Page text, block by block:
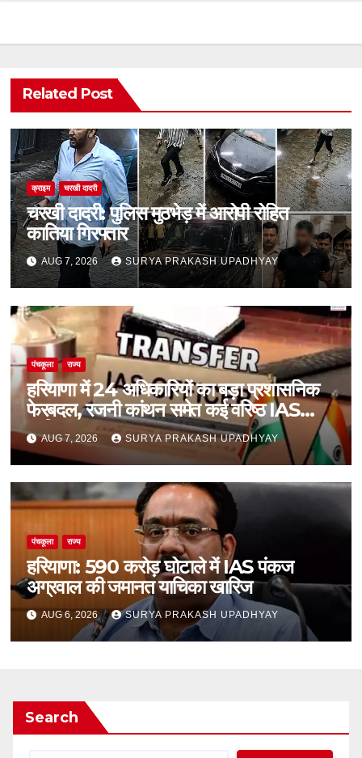
Related Post
क्राइम चरखी दादरी
चरखी दादरी: पुलिस मुठभेड़ में आरोपी रोहित
कातिया गिरफ्तार
AUG 7, 2026 SURYA PRAKASH UPADHYAY
पंचकूला राज्य
हरियाणा में 24 अधिकारियों का बड़ा प्रशासनिक
फेरबदल, रजनी कांथन समेत कई वरिष्ठ IAS
शामिल
AUG 7, 2026 SURYA PRAKASH UPADHYAY
पंचकूला राज्य
हरियाणा: 590 करोड़ घोटाले में IAS पंकज
अग्रवाल की जमानत याचिका खारिज
AUG 6, 2026 SURYA PRAKASH UPADHYAY
Search